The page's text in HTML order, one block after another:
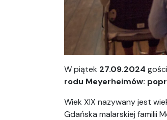
W piątek 27.09.2024
rodu Meyerheimów:
Wiek XIX nazywany jest
Gdańska malarskiej familii